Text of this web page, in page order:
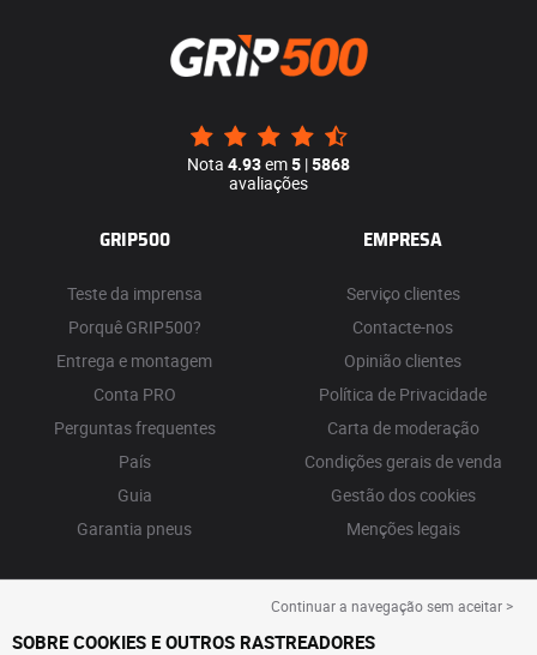
Nota 4.93em5 |5868
avaliações
GRIP500
Teste da imprensa
Porquê GRIP500?
Entrega e montagem
Conta PRO
Perguntas frequentes
País
Guia
Garantia pneus
EMPRESA
Serviço clientes
Contacte-nos
Opinião clientes
Política de Privacidade
Carta de moderação
Condições gerais de venda
Gestão dos cookies
Menções legais
Continuar a navegação sem aceitar >
SOBRE COOKIES E OUTROS RASTREADORES